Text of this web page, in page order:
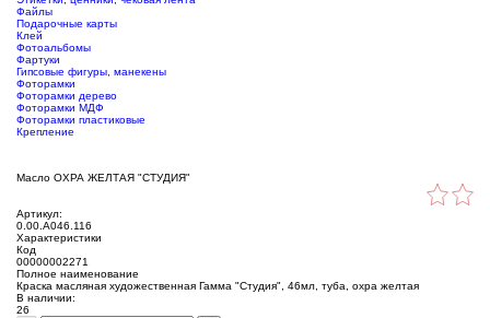
Файлы
Подарочные карты
Клей
Фотоальбомы
Фартуки
Гипсовые фигуры, манекены
Фоторамки
Фоторамки дерево
Фоторамки МДФ
Фоторамки пластиковые
Крепление
Масло ОХРА ЖЕЛТАЯ "СТУДИЯ"
Артикул:
0.00.А046.116
Характеристики
Код
00000002271
Полное наименование
Краска масляная художественная Гамма "Студия", 46мл, туба, охра желтая
В наличии:
26